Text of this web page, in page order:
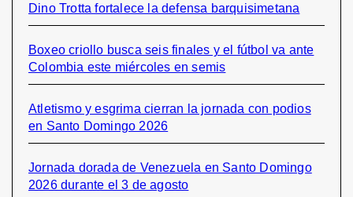
Dino Trotta fortalece la defensa barquisimetana
Boxeo criollo busca seis finales y el fútbol va ante
Colombia este miércoles en semis
Atletismo y esgrima cierran la jornada con podios
en Santo Domingo 2026
Jornada dorada de Venezuela en Santo Domingo
2026 durante el 3 de agosto